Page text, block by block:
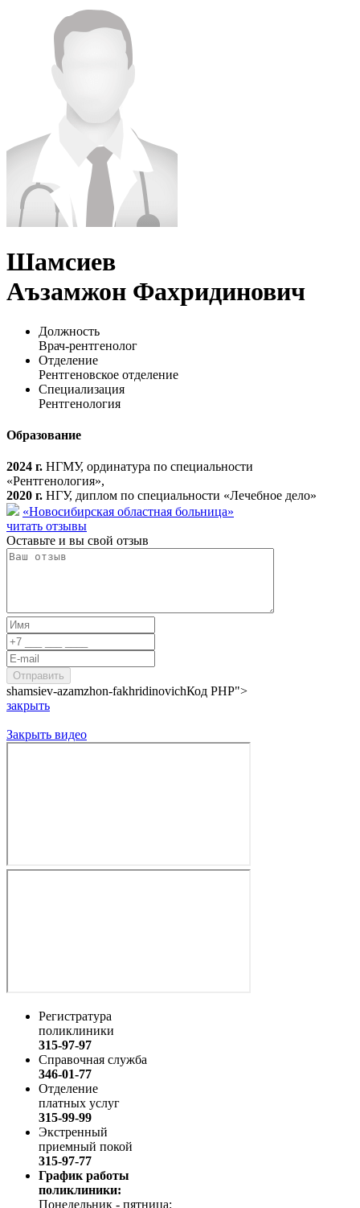
Шамсиев
Аъзамжон Фахридинович
Должность
Врач-рентгенолог
Отделение
Рентгеновское отделение
Специализация
Рентгенология
Образование
2024 г. НГМУ, ординатура по специальности
«Рентгенология»,
2020 г. НГУ, диплом по специальности «Лечебное дело»
«Новосибирская областная больница»
читать отзывы
Оставьте и вы свой отзыв
shamsiev-azamzhon-fakhridinovichКод PHP">
закрыть
Закрыть видео
Регистратура
поликлиники
315-97-97
Справочная служба
346-01-77
Отделение
платных услуг
315-99-99
Экстренный
приемный покой
315-97-77
График работы
поликлиники:
Понедельник - пятница: